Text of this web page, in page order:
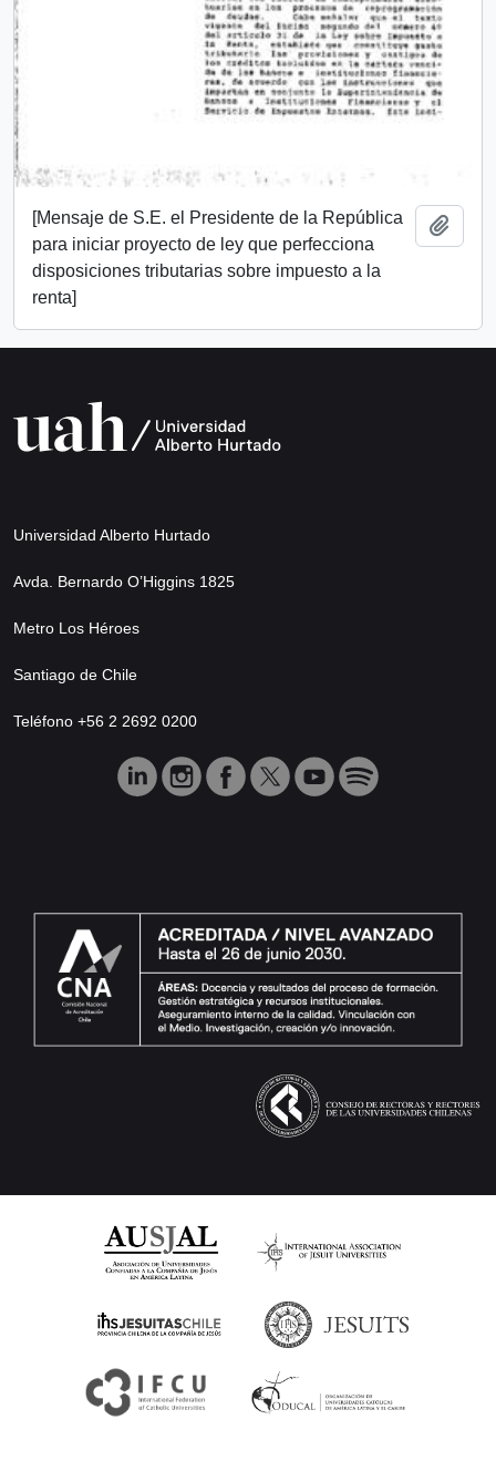
[Mensaje de S.E. el Presidente de la República
para iniciar proyecto de ley que perfecciona
disposiciones tributarias sobre impuesto a la
renta]
Universidad Alberto Hurtado
Avda. Bernardo O’Higgins 1825
Metro Los Héroes
Santiago de Chile
Teléfono +56 2 2692 0200